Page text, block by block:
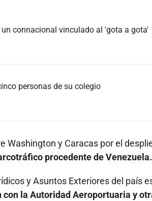
connacional vinculado al 'gota a gota'
personas de su colegio
Washington y Caracas por el
procedente de Venezuela.
y Asuntos Exteriores del país
la Autoridad Aeroportuaria y